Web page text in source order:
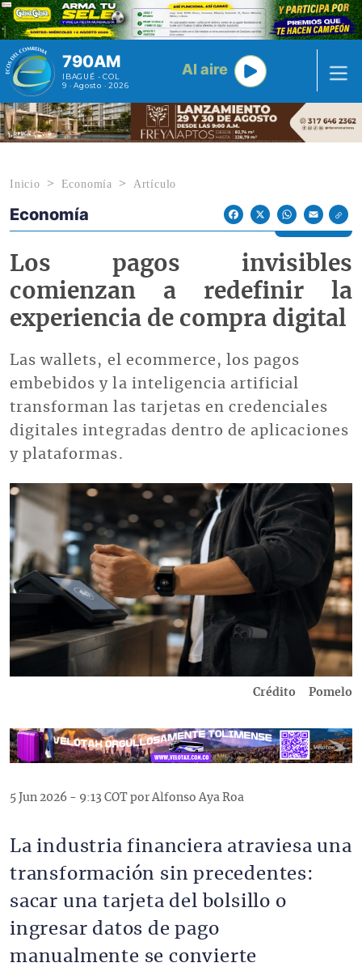
Pasar al contenido principal
790AM
IBAGUÉ - COL
9 · Agosto · 2026
Al aire
Inicio Economía Artículo
Econoticias y Eventos
Economía
FacebookX WhatsAppEmail
Los pagos invisibles
comienzan a redefinir la
experiencia de compra digital
Las wallets, el ecommerce, los pagos
embebidos y la inteligencia artificial
transforman las tarjetas en credenciales
digitales integradas dentro de aplicaciones
y plataformas.
Imagen
Crédito Pomelo
5 Jun 2026 - 9:13 COT por Alfonso Aya Roa
La industria financiera atraviesa una
transformación sin precedentes:
sacar una tarjeta del bolsillo o
ingresar datos de pago
manualmente se convierte